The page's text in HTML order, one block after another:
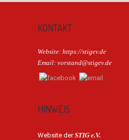
KONTAKT
Website: https://stigev.de
Email: vorstand@stigev.de
HINWEIS
Website derSTIG e.V.